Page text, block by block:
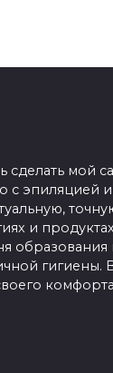
сделать мой
с эпиляцией
и
образования
гигиены.